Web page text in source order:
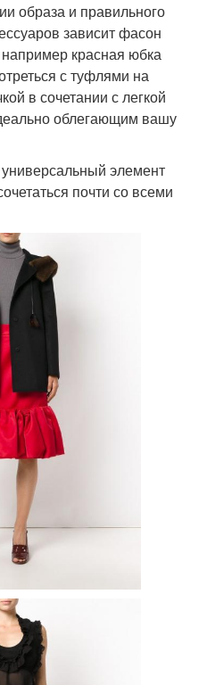
образа и правильного
зависит фасон
красная юбка
с туфлями на
в сочетании с легкой
облегающим вашу
элемент
почти со всеми